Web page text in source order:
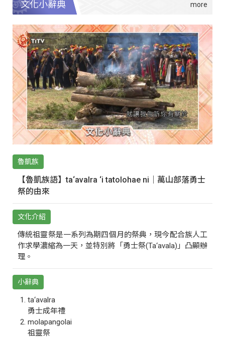
文化小辭典
魯凱族
【魯凱族語】ta‘avalra ‘i tatolohae ni｜萬山部落勇士
祭的由來
文化介紹
傳統祖靈祭是一系列為期四個月的祭典，現今配合族人工
作求學濃縮為一天，並特別將「勇士祭(Ta‘avala)」凸顯辦
理。
小辭典
ta‘avalra
勇士成年禮
molapangolai
祖靈祭